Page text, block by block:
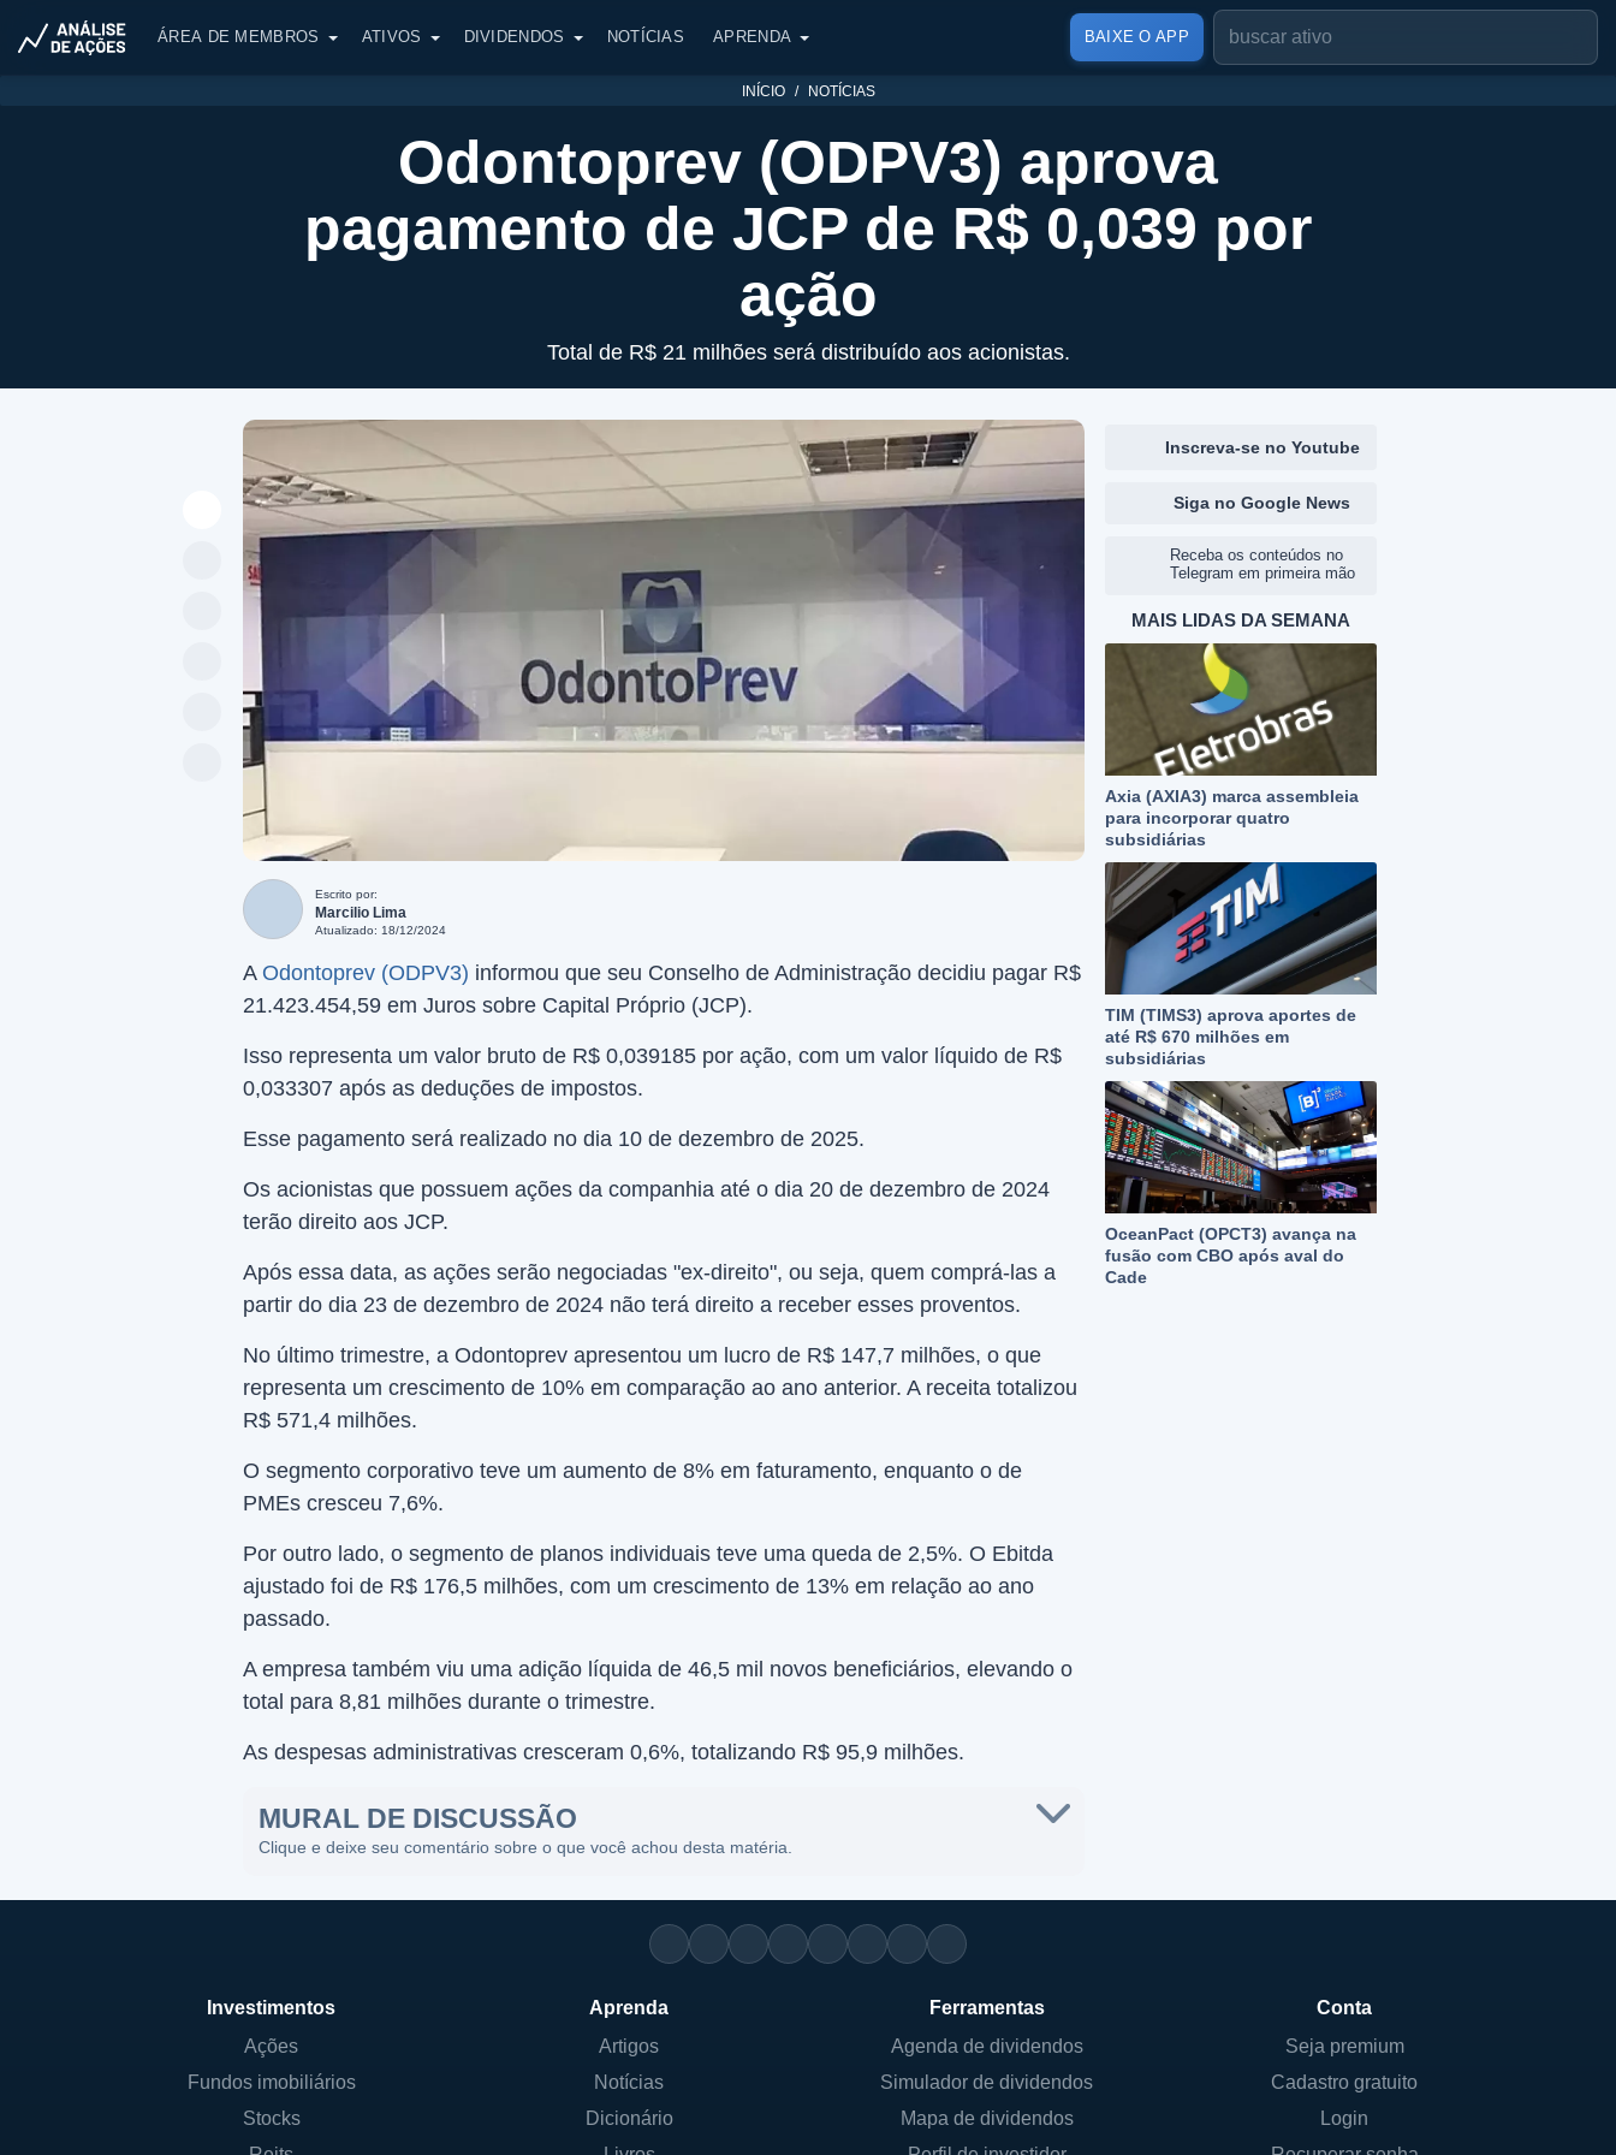
ÁREA DE MEMBROS ATIVOS DIVIDENDOS NOTÍCIAS APRENDA BAIXE O APP
INÍCIO NOTÍCIAS
Odontoprev (ODPV3) aprova
pagamento de JCP de R$ 0,039 por
ação
Total de R$ 21 milhões será distribuído aos acionistas.
Escrito por:
Marcilio Lima
Atualizado: 18/12/2024
A Odontoprev (ODPV3) informou que seu Conselho de Administração decidiu pagar R$
21.423.454,59 em Juros sobre Capital Próprio (JCP).
Isso representa um valor bruto de R$ 0,039185 por ação, com um valor líquido de R$
0,033307 após as deduções de impostos.
Esse pagamento será realizado no dia 10 de dezembro de 2025.
Os acionistas que possuem ações da companhia até o dia 20 de dezembro de 2024
terão direito aos JCP.
Após essa data, as ações serão negociadas "ex-direito", ou seja, quem comprá-las a
partir do dia 23 de dezembro de 2024 não terá direito a receber esses proventos.
No último trimestre, a Odontoprev apresentou um lucro de R$ 147,7 milhões, o que
representa um crescimento de 10% em comparação ao ano anterior. A receita totalizou
R$ 571,4 milhões.
O segmento corporativo teve um aumento de 8% em faturamento, enquanto o de
PMEs cresceu 7,6%.
Por outro lado, o segmento de planos individuais teve uma queda de 2,5%. O Ebitda
ajustado foi de R$ 176,5 milhões, com um crescimento de 13% em relação ao ano
passado.
A empresa também viu uma adição líquida de 46,5 mil novos beneficiários, elevando o
total para 8,81 milhões durante o trimestre.
As despesas administrativas cresceram 0,6%, totalizando R$ 95,9 milhões.
MURAL DE DISCUSSÃO
Clique e deixe seu comentário sobre o que você achou desta matéria.
Inscreva-se no Youtube
Siga no Google News
Receba os conteúdos no
Telegram em primeira mão
MAIS LIDAS DA SEMANA
Axia (AXIA3) marca assembleia
para incorporar quatro
subsidiárias
TIM (TIMS3) aprova aportes de
até R$ 670 milhões em
subsidiárias
OceanPact (OPCT3) avança na
fusão com CBO após aval do
Cade
Investimentos
Ações
Fundos imobiliários
Stocks
Aprenda
Artigos
Notícias
Dicionário
Ferramentas
Agenda de dividendos
Simulador de dividendos
Mapa de dividendos
Conta
Seja premium
Cadastro gratuito
Login